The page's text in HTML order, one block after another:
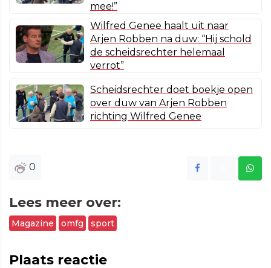
mee!”
Wilfred Genee haalt uit naar
Arjen Robben na duw: “Hij schold
de scheidsrechter helemaal
verrot”
Scheidsrechter doet boekje open
over duw van Arjen Robben
richting Wilfred Genee
0
Lees meer over:
Magazine omfg sport
Plaats reactie